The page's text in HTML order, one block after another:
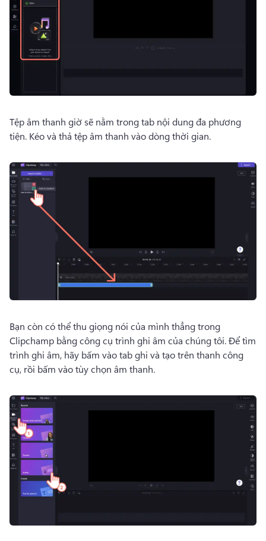
Tệp âm thanh giờ sẽ nằm trong tab nội dung đa phương
tiện. Kéo và thả tệp âm thanh vào dòng thời gian.
Bạn còn có thể thu giọng nói của mình thẳng trong
Clipchamp bằng công cụ trình ghi âm của chúng tôi. Để tìm
trình ghi âm, hãy bấm vào tab ghi và tạo trên thanh công
cụ, rồi bấm vào tùy chọn âm thanh.